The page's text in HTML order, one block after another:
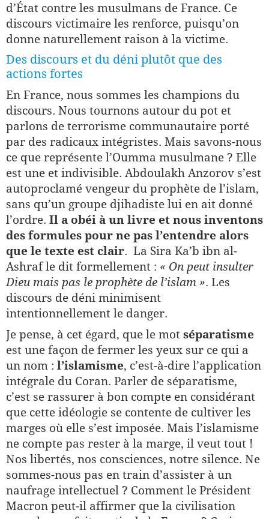
d’État contre les musulmans de France. Ce
discours victimaire les renforce, puisqu’on
donne naturellement raison à la victime.
Des discours et du déni plutôt que des
actions fortes
En France, nous sommes les champions du
discours. Nous tournons autour du pot et
parlons de terrorisme communautaire porté
par des radicaux intégristes. Mais savons-nous
ce que représente l’Oumma musulmane ? Elle
est une et indivisible. Abdoulakh Anzorov s’est
autoproclamé vengeur du prophète de l’islam,
sans qu’un groupe djihadiste lui en ait donné
l’ordre. Il a obéi à un livre et nous inventons
des formules pour ne pas l’entendre alors
que le texte est clair. La Sira Ka’b ibn al-
Ashraf le dit formellement : « On peut insulter
Dieu mais pas le prophète de l’islam ». Les
discours de déni minimisent
intentionnellement le danger.
Je pense, à cet égard, que le mot séparatisme
est une façon de fermer les yeux sur ce qui a
un nom : l’islamisme, c’est-à-dire l’application
intégrale du Coran. Parler de séparatisme,
c’est se rassurer à bon compte en considérant
que cette idéologie se contente de cultiver les
marges où elle s’est imposée. Mais l’islamisme
ne compte pas rester à la marge, il veut tout !
Nos libertés, nos consciences, notre silence. Ne
sommes-nous pas en train d’assister à un
naufrage intellectuel ? Comment le Président
Macron peut-il affirmer que la civilisation